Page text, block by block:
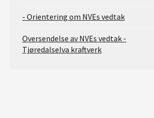
- Orientering om NVEs vedtak
Oversendelse av NVEs vedtak -
Tjøredalselva kraftverk